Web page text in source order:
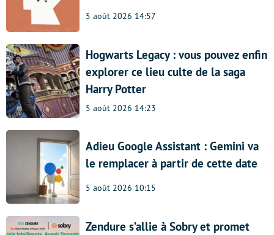
5 août 2026 14:57
Hogwarts Legacy : vous pouvez enfin
explorer ce lieu culte de la saga
Harry Potter
5 août 2026 14:23
Adieu Google Assistant : Gemini va
le remplacer à partir de cette date
5 août 2026 10:15
Zendure s’allie à Sobry et promet